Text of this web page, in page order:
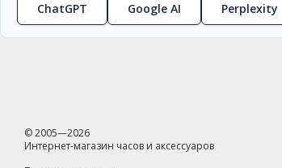
ChatGPT Google AI Perplexity
© 2005—2026
Интернет-магазин часов и аксессуаров